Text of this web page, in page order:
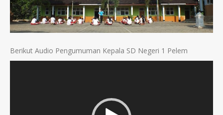
Berikut Audio Pengumuman Kepala SD Negeri 1 Pelem